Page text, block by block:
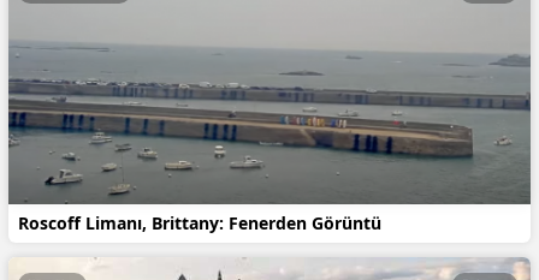
Roscoff Limanı, Brittany: Fenerden Görüntü